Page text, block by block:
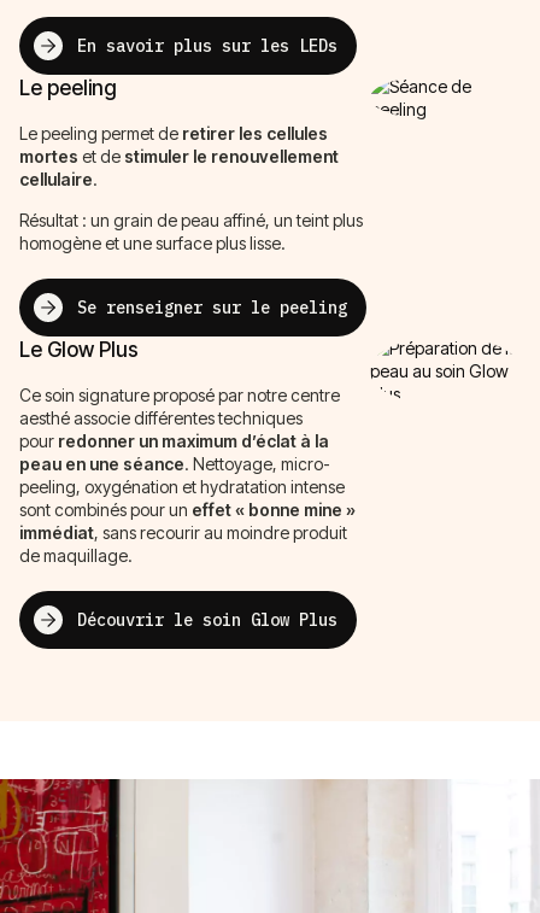
En savoir plus sur les LEDs
Le peeling
Le peeling permet de retirer les cellules
mortes et de stimuler le renouvellement
cellulaire.
Résultat : un grain de peau affiné, un teint plus
homogène et une surface plus lisse.
Se renseigner sur le peeling
Le Glow Plus
Ce soin signature proposé par notre centre
aesthé associe différentes techniques
pour redonner un maximum d’éclat à la
peau en une séance. Nettoyage, micro-
peeling, oxygénation et hydratation intense
sont combinés pour un effet « bonne mine »
immédiat, sans recourir au moindre produit
de maquillage.
Découvrir le soin Glow Plus